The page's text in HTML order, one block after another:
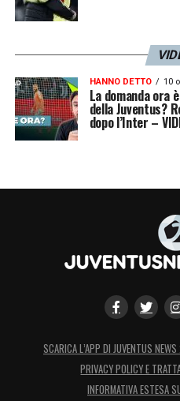
HANNO DETTO 10
La domanda ora
della Juventus?
dopo l’Inter –
SCARICA L’APP DI JUVENTUS
PRIVACY POLICY E
INFORMATIVA ESTESA